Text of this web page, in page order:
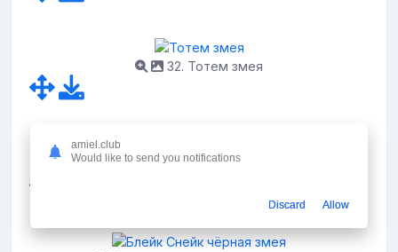
32. Тотем змея
33. Зеленая змея на руке
amiel.club
Would like to send you notifications
Discard Allow